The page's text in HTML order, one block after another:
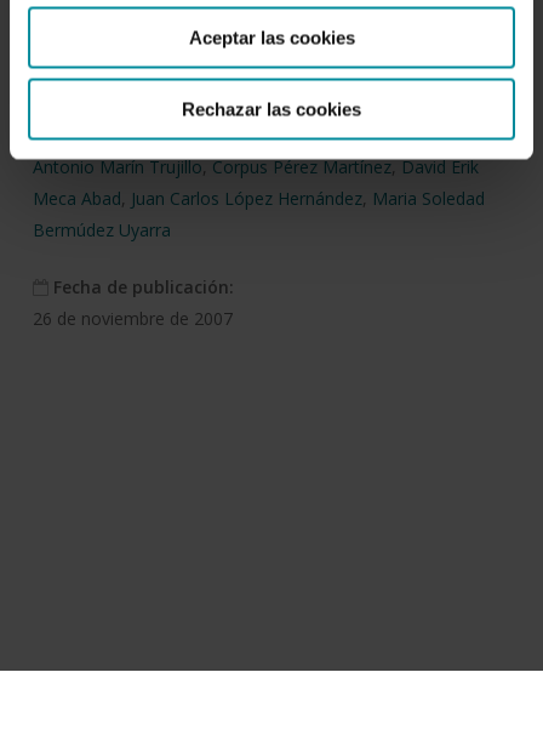
Aceptar las cookies
Rechazar las cookies
Plásticos antiplagas para
invernadero.
Autor/es:
Antonio Marín Trujillo,Corpus Pérez Martínez,David Erik
Meca Abad, Juan Carlos López Hernández, Maria Soledad
Bermúdez Uyarra
Fecha de publicación:
26 de noviembre de 2007